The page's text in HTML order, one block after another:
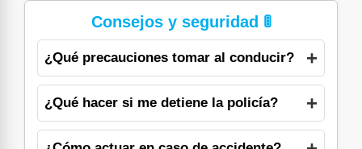
Consejos y seguridad 🚦
¿Qué precauciones tomar al conducir?
¿Qué hacer si me detiene la policía?